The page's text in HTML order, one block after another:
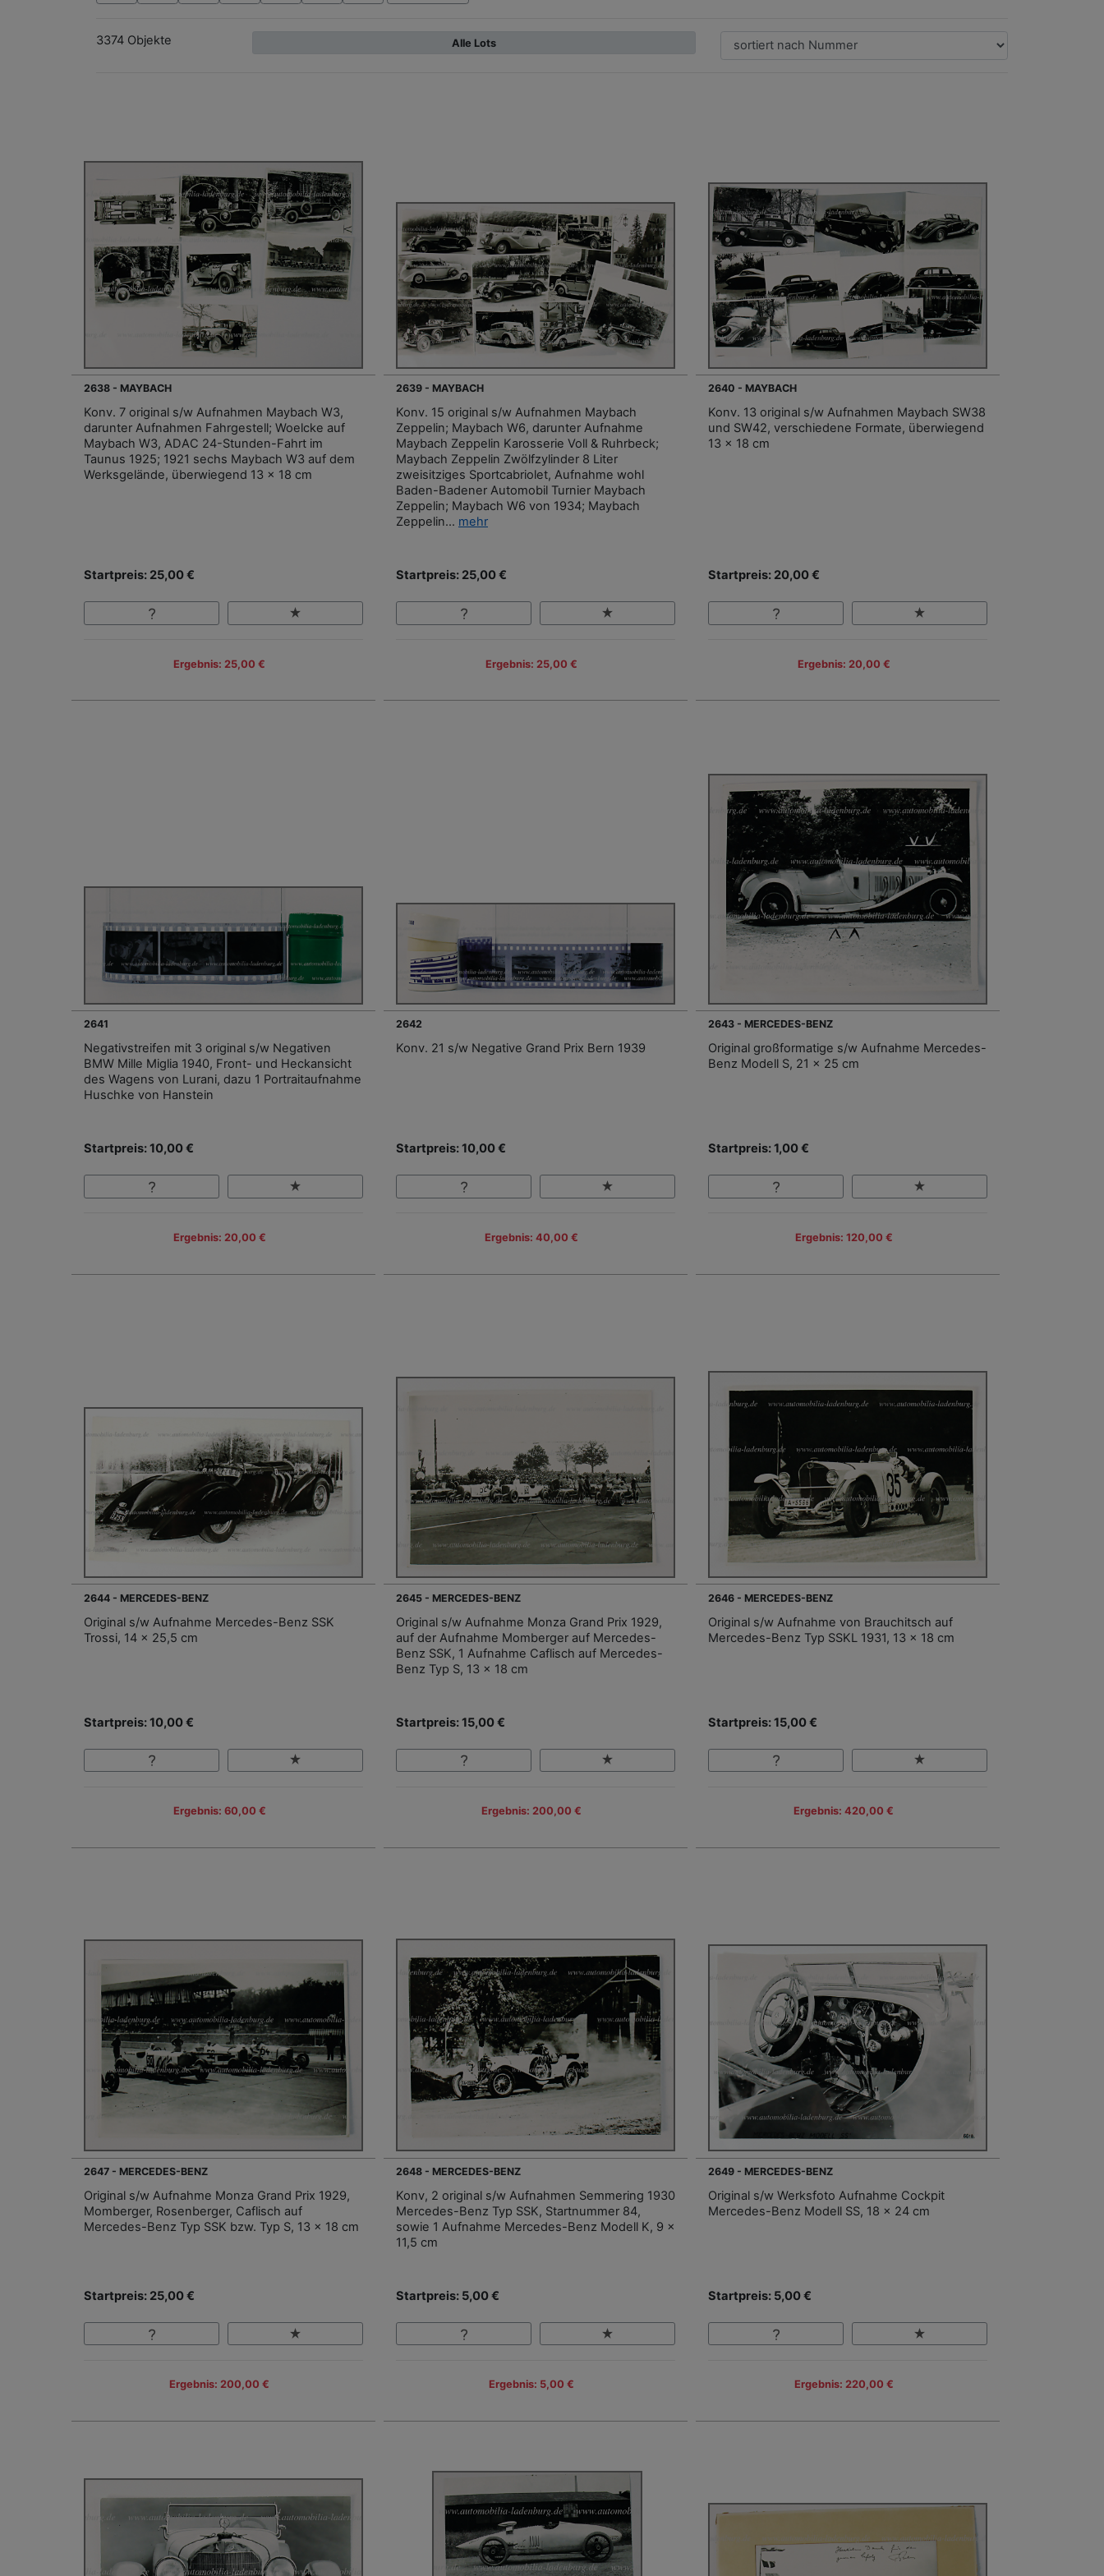
3374 Objekte Alle Lots
2638 - MAYBACH
Konv. 7 original s/w Aufnahmen Maybach W3,
darunter Aufnahmen Fahrgestell; Woelcke auf
Maybach W3, ADAC 24-Stunden-Fahrt im
Taunus 1925; 1921 sechs Maybach W3 auf dem
Werksgelände, überwiegend 13 x 18 cm
Startpreis: 25,00 €
Ergebnis: 25,00 €
2639 - MAYBACH
Konv. 15 original s/w Aufnahmen Maybach
Zeppelin; Maybach W6, darunter Aufnahme
Maybach Zeppelin Karosserie Voll & Ruhrbeck;
Maybach Zeppelin Zwölfzylinder 8 Liter
zweisitziges Sportcabriolet, Aufnahme wohl
Baden-Badener Automobil Turnier Maybach
Zeppelin; Maybach W6 von 1934; Maybach
Zeppelin... mehr
Startpreis: 25,00 €
Ergebnis: 25,00 €
2640 - MAYBACH
Konv. 13 original s/w Aufnahmen Maybach SW38
und SW42, verschiedene Formate, überwiegend
13 x 18 cm
Startpreis: 20,00 €
Ergebnis: 20,00 €
2641
Negativstreifen mit 3 original s/w Negativen
BMW Mille Miglia 1940, Front- und Heckansicht
des Wagens von Lurani, dazu 1 Portraitaufnahme
Huschke von Hanstein
Startpreis: 10,00 €
Ergebnis: 20,00 €
2642
Konv. 21 s/w Negative Grand Prix Bern 1939
Startpreis: 10,00 €
Ergebnis: 40,00 €
2643 - MERCEDES-BENZ
Original großformatige s/w Aufnahme Mercedes-
Benz Modell S, 21 x 25 cm
Startpreis: 1,00 €
Ergebnis: 120,00 €
2644 - MERCEDES-BENZ
Original s/w Aufnahme Mercedes-Benz SSK
Trossi, 14 x 25,5 cm
Startpreis: 10,00 €
Ergebnis: 60,00 €
2645 - MERCEDES-BENZ
Original s/w Aufnahme Monza Grand Prix 1929,
auf der Aufnahme Momberger auf Mercedes-
Benz SSK, 1 Aufnahme Caflisch auf Mercedes-
Benz Typ S, 13 x 18 cm
Startpreis: 15,00 €
Ergebnis: 200,00 €
2646 - MERCEDES-BENZ
Original s/w Aufnahme von Brauchitsch auf
Mercedes-Benz Typ SSKL 1931, 13 x 18 cm
Startpreis: 15,00 €
Ergebnis: 420,00 €
2647 - MERCEDES-BENZ
Original s/w Aufnahme Monza Grand Prix 1929,
Momberger, Rosenberger, Caflisch auf
Mercedes-Benz Typ SSK bzw. Typ S, 13 x 18 cm
Startpreis: 25,00 €
Ergebnis: 200,00 €
2648 - MERCEDES-BENZ
Konv, 2 original s/w Aufnahmen Semmering 1930
Mercedes-Benz Typ SSK, Startnummer 84,
sowie 1 Aufnahme Mercedes-Benz Modell K, 9 x
11,5 cm
Startpreis: 5,00 €
Ergebnis: 5,00 €
2649 - MERCEDES-BENZ
Original s/w Werksfoto Aufnahme Cockpit
Mercedes-Benz Modell SS, 18 x 24 cm
Startpreis: 5,00 €
Ergebnis: 220,00 €